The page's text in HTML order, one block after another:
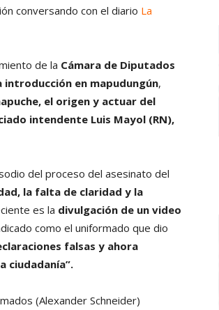
conversando con el diario La
de la Cámara de Diputados
introducción en mapudungún,
el origen y actuar del
intendente Luis Mayol (RN),
del proceso del asesinato del
la falta de claridad y la
es la divulgación de un video
como el uniformado que dio
falsas y ahora
ciudadanía”.
(Alexander Schneider)